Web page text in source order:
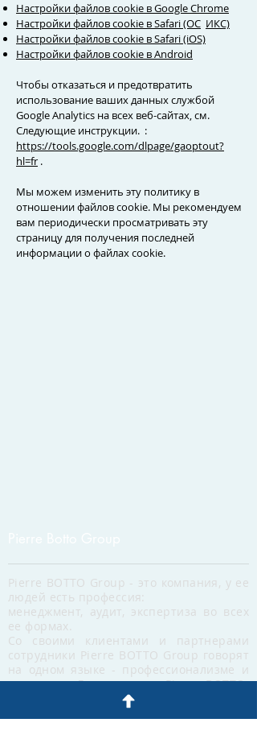
Настройки файлов cookie в Google Chrome
Настройки файлов cookie в Safari (ОС ИКС)
Настройки файлов cookie в Safari (iOS)
Настройки файлов cookie в Android
Чтобы отказаться и предотвратить
использование ваших данных службой
Google Analytics на всех веб-сайтах, см.
Следующие инструкции. :
https://tools.google.com/dlpage/gaoptout?
hl=fr .
Мы можем изменить эту политику в
отношении файлов cookie. Мы рекомендуем
вам периодически просматривать эту
страницу для получения последней
информации о файлах cookie.
Pierre BOTTO Group - это компания, у ее
людей есть профессия:
менеджмент, аудит, экспертиза во всех
ее формах.
Со своими клиентами и партнерами
сотрудники Pierre BOTTO Group говорят
на одном языке - профессионализме и
строгости. Люди группы Pierre BOTTO:
вне компетенции, доступность
Партнеры